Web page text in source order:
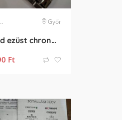
Győr
Karl Lagerfeld ezüst chrono karóra Féláron
Ft